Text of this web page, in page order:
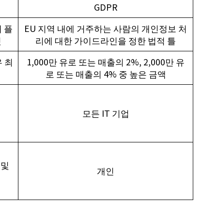
GDPR
플
EU 지역 내에 거주하는 사람의 개인정보 처
리에 대한 가이드라인을 정한 법적 틀
최
1,000만 유로 또는 매출의 2%, 2,000만 유
로 또는 매출의 4% 중 높은 금액
모든 IT 기업
개인